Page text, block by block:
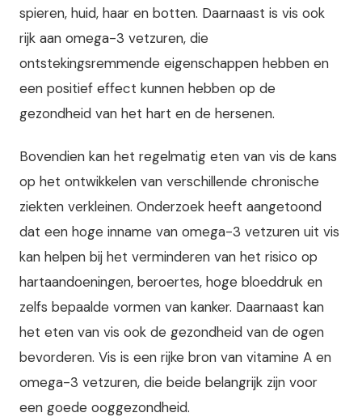
spieren, huid, haar en botten. Daarnaast is vis ook
rijk aan omega-3 vetzuren, die
ontstekingsremmende eigenschappen hebben en
een positief effect kunnen hebben op de
gezondheid van het hart en de hersenen.
Bovendien kan het regelmatig eten van vis de kans
op het ontwikkelen van verschillende chronische
ziekten verkleinen. Onderzoek heeft aangetoond
dat een hoge inname van omega-3 vetzuren uit vis
kan helpen bij het verminderen van het risico op
hartaandoeningen, beroertes, hoge bloeddruk en
zelfs bepaalde vormen van kanker. Daarnaast kan
het eten van vis ook de gezondheid van de ogen
bevorderen. Vis is een rijke bron van vitamine A en
omega-3 vetzuren, die beide belangrijk zijn voor
een goede ooggezondheid.